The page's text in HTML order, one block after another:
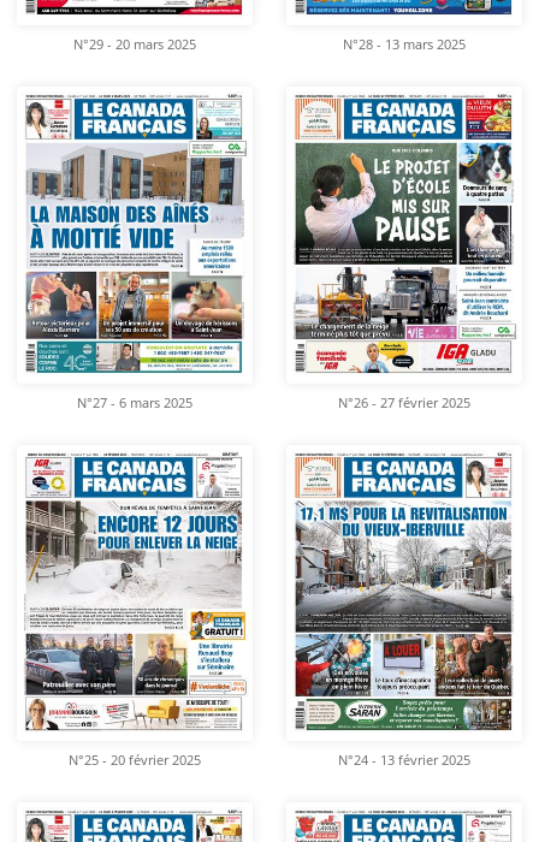
N°29 - 20 mars 2025 N°28 - 13 mars 2025
N°27 - 6 mars 2025 N°26 - 27 février 2025
N°25 - 20 février 2025 N°24 - 13 février 2025